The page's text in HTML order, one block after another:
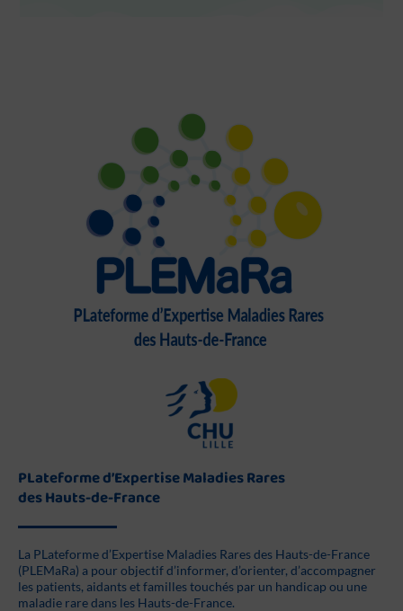
PLateforme d’Expertise Maladies Rares
des Hauts-de-France
La PLateforme d’Expertise Maladies Rares des Hauts-de-France
(PLEMaRa) a pour objectif d’informer, d’orienter, d’accompagner
les patients, aidants et familles touchés par un handicap ou une
maladie rare dans les Hauts-de-France.